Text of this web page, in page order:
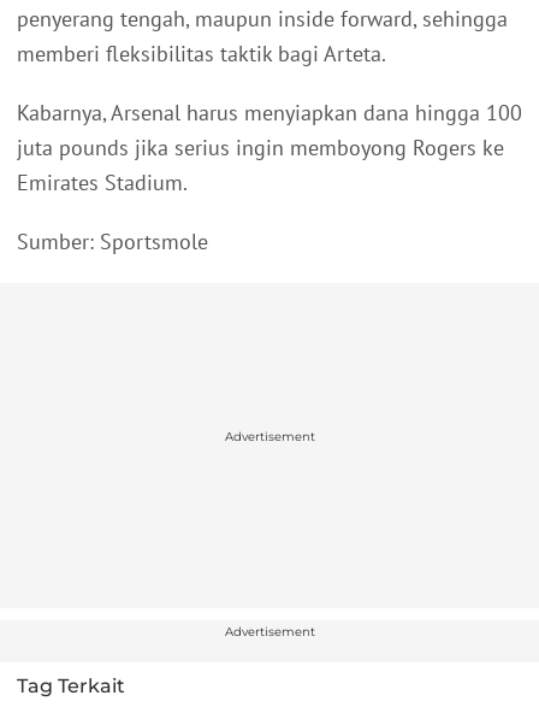
penyerang tengah, maupun inside forward, sehingga
memberi fleksibilitas taktik bagi Arteta.
Kabarnya, Arsenal harus menyiapkan dana hingga 100
juta pounds jika serius ingin memboyong Rogers ke
Emirates Stadium.
Sumber: Sportsmole
Advertisement
Advertisement
Tag Terkait